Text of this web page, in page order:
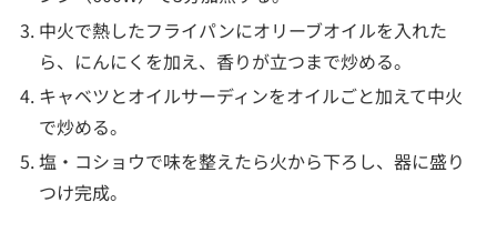
中火で熱したフライパンにオリーブオイルを入れた
ら、にんにくを加え、香りが立つまで炒める。
キャベツとオイルサーディンをオイルごと加えて中火
で炒める。
塩・コショウで味を整えたら火から下ろし、器に盛り
つけ完成。